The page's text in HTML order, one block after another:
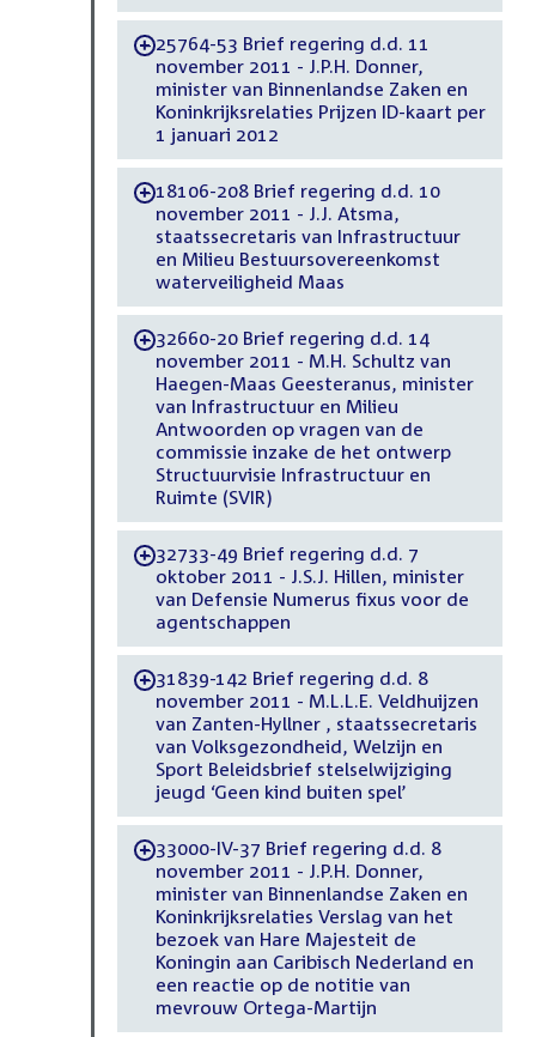
-25764-53 Brief regering d.d. 11
november 2011 - J.P.H. Donner,
minister van Binnenlandse Zaken en
Koninkrijksrelaties Prijzen ID-kaart per
1 januari 2012
-18106-208 Brief regering d.d. 10
november 2011 - J.J. Atsma,
staatssecretaris van Infrastructuur
en Milieu Bestuursovereenkomst
waterveiligheid Maas
-32660-20 Brief regering d.d. 14
november 2011 - M.H. Schultz van
Haegen-Maas Geesteranus, minister
van Infrastructuur en Milieu
Antwoorden op vragen van de
commissie inzake de het ontwerp
Structuurvisie Infrastructuur en
Ruimte (SVIR)
-32733-49 Brief regering d.d. 7
oktober 2011 - J.S.J. Hillen, minister
van Defensie Numerus fixus voor de
agentschappen
-31839-142 Brief regering d.d. 8
november 2011 - M.L.L.E. Veldhuijzen
van Zanten-Hyllner , staatssecretaris
van Volksgezondheid, Welzijn en
Sport Beleidsbrief stelselwijziging
jeugd ‘Geen kind buiten spel’
-33000-IV-37 Brief regering d.d. 8
november 2011 - J.P.H. Donner,
minister van Binnenlandse Zaken en
Koninkrijksrelaties Verslag van het
bezoek van Hare Majesteit de
Koningin aan Caribisch Nederland en
een reactie op de notitie van
mevrouw Ortega-Martijn